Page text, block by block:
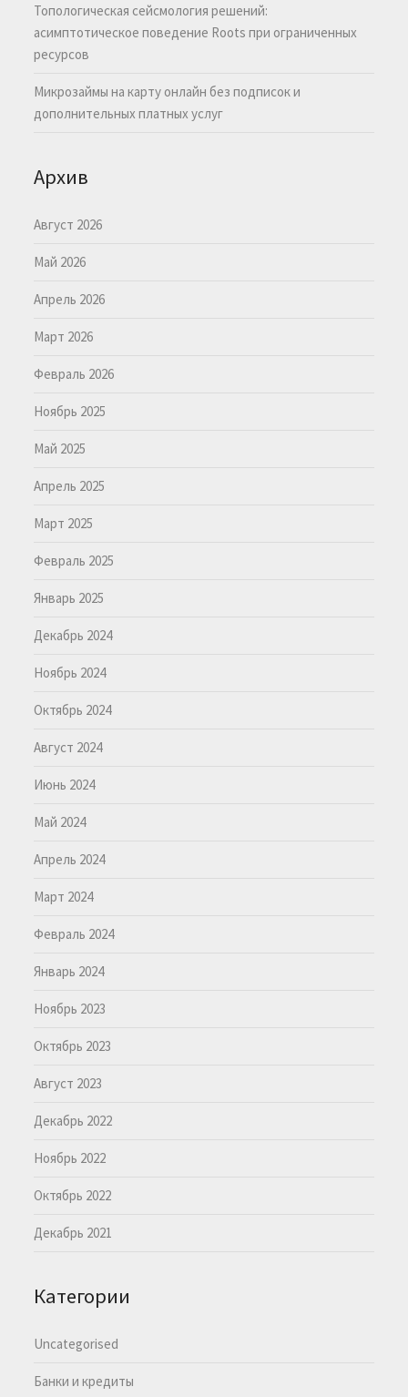
Топологическая сейсмология решений:
асимптотическое поведение Roots при ограниченных
ресурсов
Микрозаймы на карту онлайн без подписок и
дополнительных платных услуг
Архив
Август 2026
Май 2026
Апрель 2026
Март 2026
Февраль 2026
Ноябрь 2025
Май 2025
Апрель 2025
Март 2025
Февраль 2025
Январь 2025
Декабрь 2024
Ноябрь 2024
Октябрь 2024
Август 2024
Июнь 2024
Май 2024
Апрель 2024
Март 2024
Февраль 2024
Январь 2024
Ноябрь 2023
Октябрь 2023
Август 2023
Декабрь 2022
Ноябрь 2022
Октябрь 2022
Декабрь 2021
Категории
Uncategorised
Банки и кредиты